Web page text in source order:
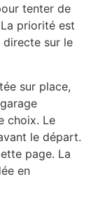
tenter de
priorité est
directe sur le
sur place,
choix. Le
le départ.
page. La
en